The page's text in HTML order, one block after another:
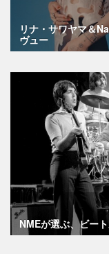
リナ・サワヤマ＆
ヴュー
NMEが選ぶ、ビー